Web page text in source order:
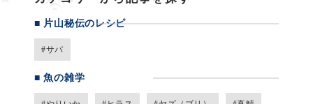
■ 片山秘伝のレシピ
#サバ
■魚の雑学